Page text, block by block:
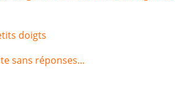
doigts
sans réponses...